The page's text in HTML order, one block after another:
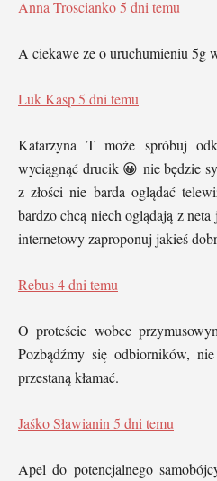
Anna Troscianko5 dni temu
A ciekawe ze o uruchumieniu 5g
Luk Kasp5 dni temu
Katarzyna T może spróbuj
wyciągnąć drucik 😀 nie będzie
z złości nie barda oglądać
bardzo chcą niech oglądają z
internetowy zaproponuj jakieś
Rebus4 dni temu
O proteście wobec
Pozbądźmy się odbiorników,
przestaną kłamać.
Jaśko Sławianin 5 dni temu
Apel do potencjalnego